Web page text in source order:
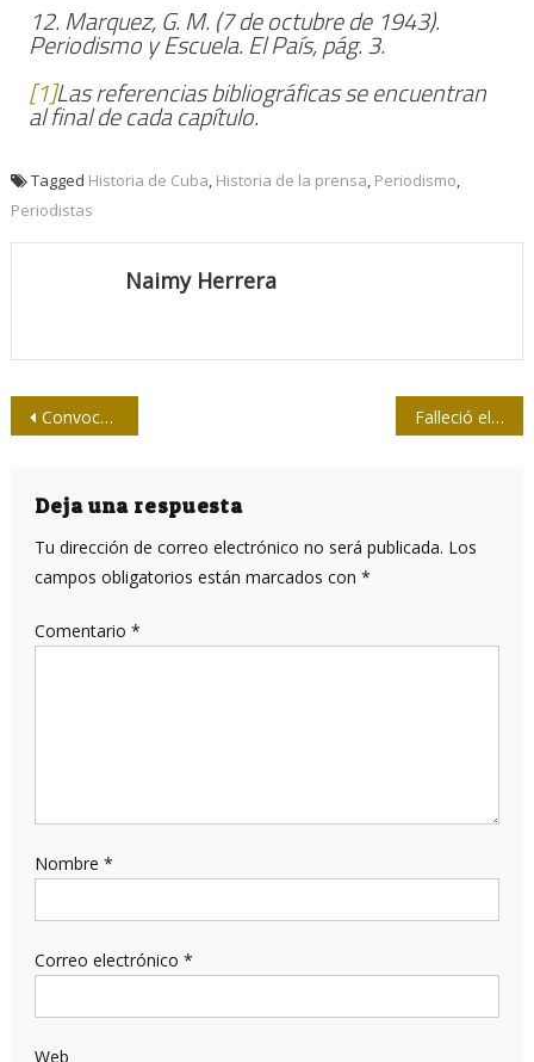
12. Marquez, G. M. (7 de octubre de 1943).
Periodismo y Escuela.El País, pág. 3.
[1]Las referencias bibliográficas se encuentran
al final de cada capítulo.
Tagged Historia de Cuba, Historia de la prensa, Periodismo,
Periodistas
Naimy Herrera
Navegación
entradas
Convocan al Concurso Nacional de Periodismo ACLIFIM-UPEC Falleció el destacado periodista Reynold Rassi Suárez
Deja una respuesta
Tu dirección de correo electrónico no será publicada. Los
campos obligatorios están marcados con *
Comentario *
Nombre *
Correo electrónico *
Web